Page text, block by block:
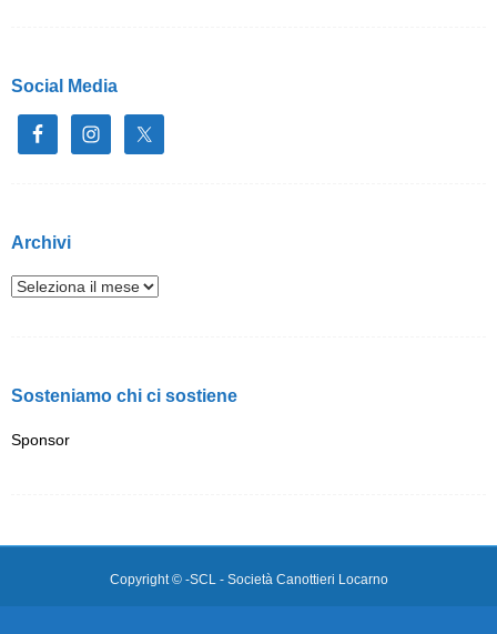
Social Media
Archivi
Sosteniamo chi ci sostiene
Sponsor
Copyright © -SCL - Società Canottieri Locarno